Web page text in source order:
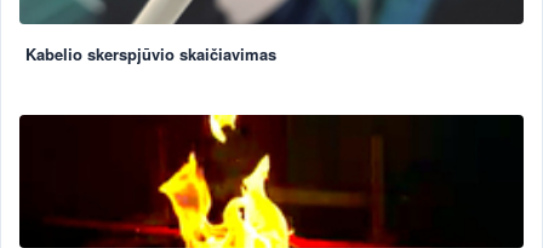
Kabelio skerspjūvio skaičiavimas